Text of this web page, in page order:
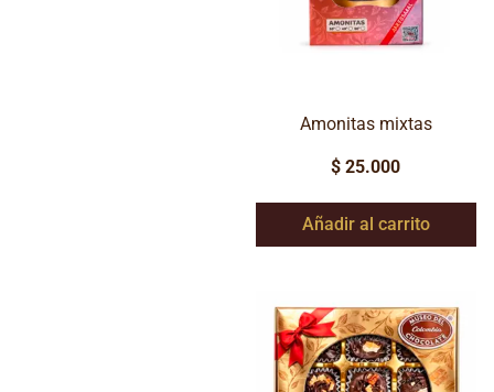
Amonitas mixtas
$ 25.000
Añadir al carrito